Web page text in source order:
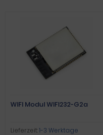
WIFI Modul WIFI232-G2a
Lieferzeit:1-3 Werktage